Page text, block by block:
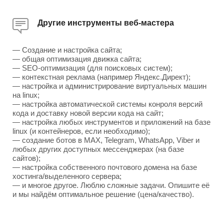
Другие инструменты веб-мастера
— Создание и настройка сайта;
— общая оптимизация движка сайта;
— SEO-оптимизация (для поисковых систем);
— контекстная реклама (например Яндекс.Директ);
— настройка и администрирование виртуальных машин
на linux;
— настройка автоматической системы конроля версий
кода и доставку новой версии кода на сайт;
— настройка любых инструментов и приложений на базе
linux (и контейнеров, если необходимо);
— создание ботов в MAX, Telegram, WhatsApp, Viber и
любых других доступных мессенджерах (на базе
сайтов);
— настройка собственного почтового домена на базе
хостинга/выделенного сервера;
— и многое другое. Люблю сложные задачи. Опишите её
и мы найдём оптимальное решение (цена/качество).